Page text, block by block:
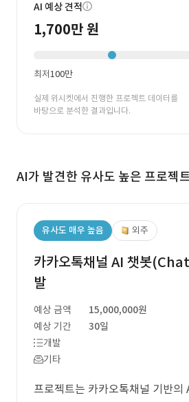
AI 예상 견적
1,700만 원
최저100만
실제 위시켓에서 진행한 프로젝트 데이터를
바탕으로 분석한 결과입니다.
AI가 발견한 유사도 높은 프로젝
유사도 매우 높음 외주
카카오톡채널 AI 챗봇
발
예상 금액
15,000,000원
예상 기간
30일
개발
기타
프로젝트는 카카오톡채널 기반의